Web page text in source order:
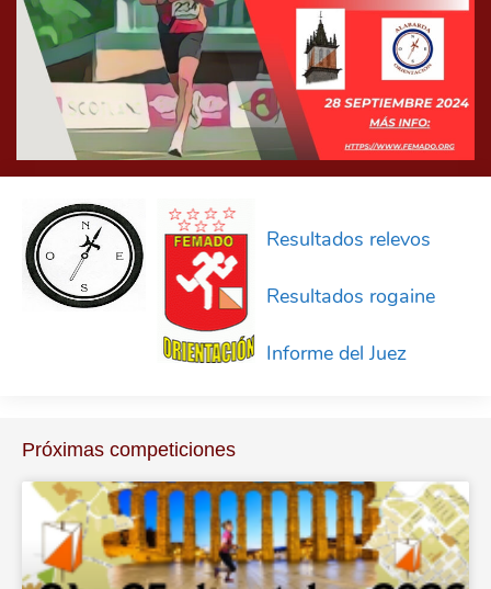
Resultados relevos
Resultados rogaine
Informe del Juez
Próximas competiciones